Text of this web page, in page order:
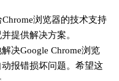
浏览器的技术支持
提供解决方案。
决Google Chrome浏览
报错损坏问题。希望这